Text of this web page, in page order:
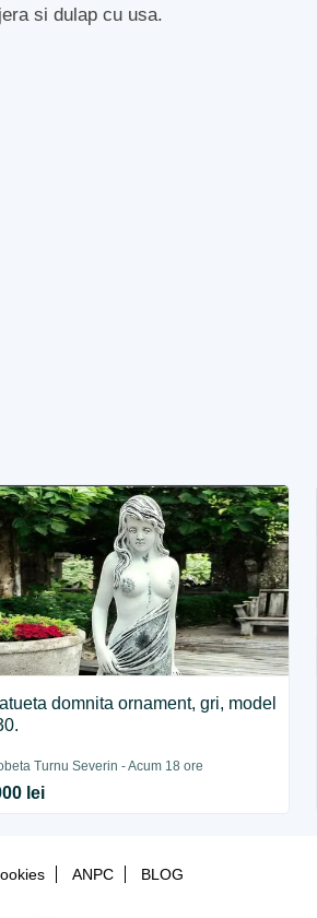
si dulap cu usa.
domnita ornament, gri, model
Turnu Severin - Acum 18 ore
lei
ANPC BLOG